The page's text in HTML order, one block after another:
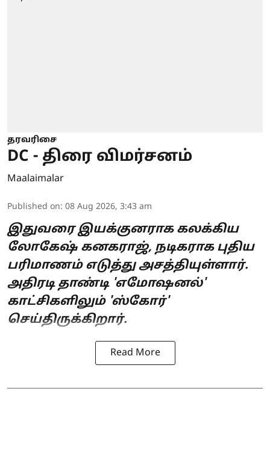
தரவரிசை
DC - திரை விமர்சனம்
Maalaimalar
Published on: 08 Aug 2026, 3:43 am
இதுவரை இயக்குனராக கலக்கிய
லோகேஷ் கனகராஜ், நடிகராக புதிய
பரிமாணம் எடுத்து அசத்தியுள்ளார்.
அதிரடி தாண்டி 'எமோஷனல்'
காட்சிகளிலும் 'ஸ்கோர்'
செய்திருக்கிறார்.
Read More